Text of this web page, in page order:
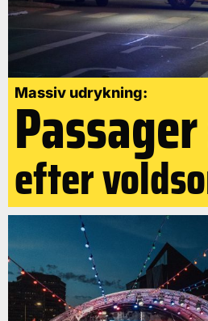
Massiv udrykning:
efter